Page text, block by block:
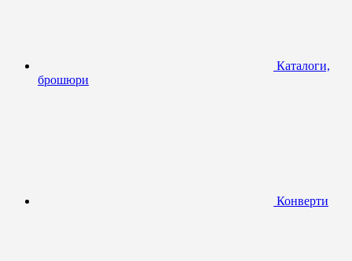
Каталоги,
брошюри
Конверти